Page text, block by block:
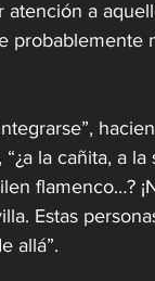
a
probablemente
la cañita, a
flamenco…?
Estas
allá”.